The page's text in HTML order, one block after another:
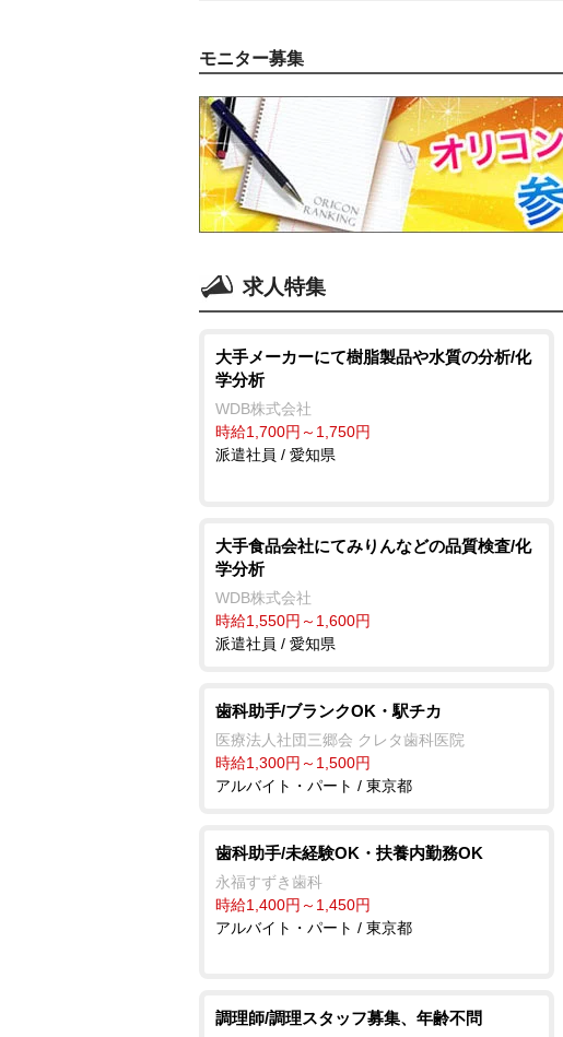
モニター募集
求人特集
大手メーカーにて樹脂製品や水質の分析/化
学分析
WDB株式会社
時給1,700円～1,750円
派遣社員 / 愛知県
大手食品会社にてみりんなどの品質検査/化
学分析
WDB株式会社
時給1,550円～1,600円
派遣社員 / 愛知県
歯科助手/ブランクOK・駅チカ
医療法人社団三郷会 クレタ歯科医院
時給1,300円～1,500円
アルバイト・パート / 東京都
歯科助手/未経験OK・扶養内勤務OK
永福すずき歯科
時給1,400円～1,450円
アルバイト・パート / 東京都
調理師/調理スタッフ募集、年齢不問